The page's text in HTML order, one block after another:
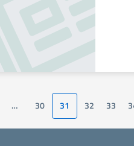
… 30 31 32 33